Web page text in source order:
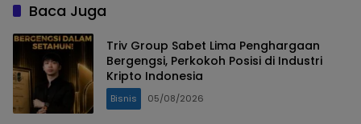
Baca Juga
Triv Group Sabet Lima Penghargaan
Bergengsi, Perkokoh Posisi di Industri
Kripto Indonesia
Bisnis 05/08/2026